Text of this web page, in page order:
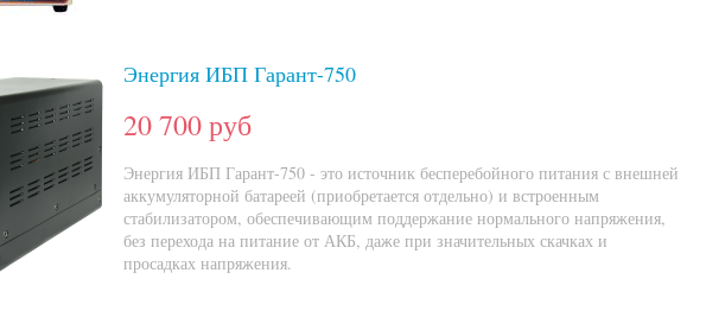
Энергия ИБП Гарант-750
20 700 руб
Энергия ИБП Гарант-750 - это источник бесперебойного питания с внешней
аккумуляторной батареей (приобретается отдельно) и встроенным
стабилизатором, обеспечивающим поддержание нормального напряжения,
без перехода на питание от АКБ, даже при значительных скачках и
просадках напряжения.